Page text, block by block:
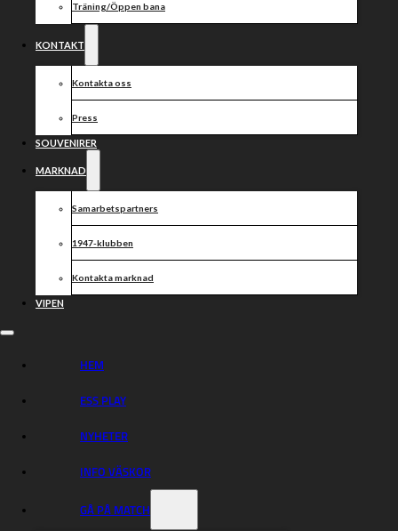
Träning/Öppen bana
KONTAKT
Kontakta oss
Press
SOUVENIRER
MARKNAD
Samarbetspartners
1947-klubben
Kontakta marknad
VIPEN
HEM
ESS PLAY
NYHETER
INFO VÄSKOR
GÅ PÅ MATCH
Ikväll kom den första segern på hemmaplan för
kniper även bonuspoängen då vi slog Piggarna uppe i
grabbarna i laget bidrar med poäng och det är en bra
laginsats rakt igenom, en väldigt fin debut för våran nye
dansk Jonas Jeppesen som tar 10+1 poäng på fyra